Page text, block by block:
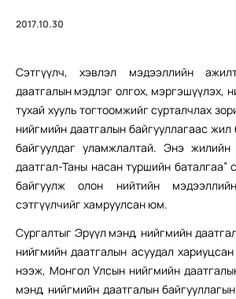
2017.10.30
Сэтгүүлч, хэвлэл мэдээллийн
даатгалын мэдлэг олгох, мэргэшүүлэх,
тухай хууль тогтоомжийг сурталчлах
нийгмийн даатгалын байгууллагаас жил
байгуулдаг уламжлалтай. Энэ жилийн
даатгал-Таны насан туршийн баталгаа”
байгуулж олон нийтийн
сэтгүүлчийг хамруулсан юм.
Сургалтыг Эрүүл мэнд, нийгмийн
нийгмийн даатгалын асуудал
нээж, Монгол Улсын нийгмийн
мэнд, нийгмийн даатгалын